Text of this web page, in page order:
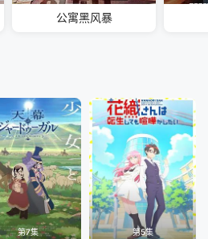
公寓黑风暴
第7集 第5集